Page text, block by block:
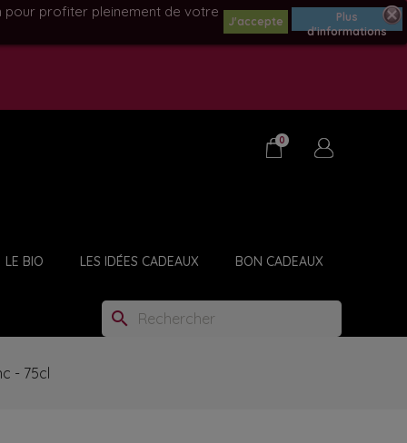
0
LE BIO LES IDÉES CADEAUX BON CADEAUX
search
pour profiter pleinement de votre
J'accepte
Plus
d'informations
- 75cl